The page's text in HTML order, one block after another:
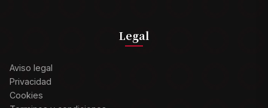
Legal
Aviso legal
Privacidad
Cookies